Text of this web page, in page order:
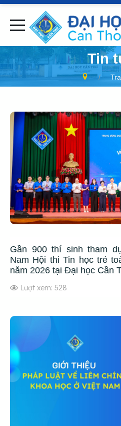
Tin
Gần 900 thí sinh tham
Nam Hội thi Tin học trẻ
năm 2026 tại Đại học Cần
Lượt xem: 528